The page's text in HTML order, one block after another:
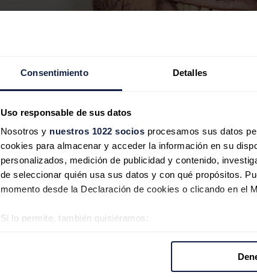
Consentimiento Detalles
Uso responsable de sus datos
Nosotros y nuestros 1022 socios procesamos sus datos
cookies para almacenar y acceder la información en su
personalizados, medición de publicidad y contenido,
de seleccionar quién usa sus datos y con qué propósitos.
momento desde la Declaración de cookies o clicando en el
Si lo permite, también quisiéramos: